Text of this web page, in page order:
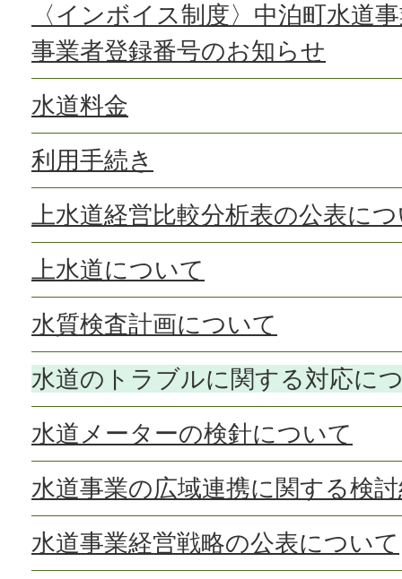
〈インボイス制度〉中泊町水道
事業者登録番号のお知らせ
水道料金
利用手続き
上水道経営比較分析表の公表に
上水道について
水質検査計画について
水道のトラブルに関する対応に
水道メーターの検針について
水道事業の広域連携に関する検
水道事業経営戦略の公表について